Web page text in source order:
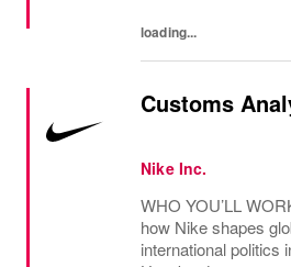
loading...
Customs
Nike Inc.
WHO YOU’LL
how Nike shapes
international politics